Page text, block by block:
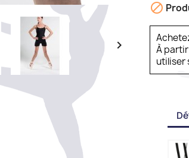


À
utiliser